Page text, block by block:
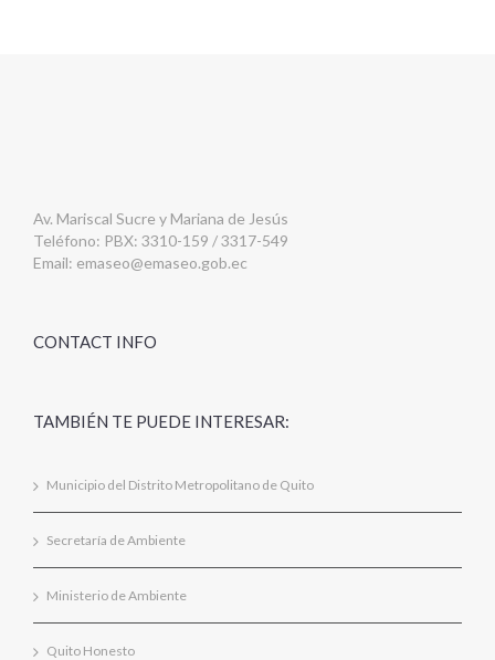
Av. Mariscal Sucre y Mariana de Jesús
Teléfono: PBX: 3310-159 / 3317-549
Email: emaseo@emaseo.gob.ec
CONTACT INFO
TAMBIÉN TE PUEDE INTERESAR:
Municipio del Distrito Metropolitano de Quito
Secretaría de Ambiente
Ministerio de Ambiente
Quito Honesto